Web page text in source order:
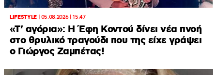
LIFESTYLE| 05.08.2026 | 15:47
«Τ’ αγόρια»: Η Έφη Κοντού δίνει νέα πνοή
στο θρυλικό τραγούδι που της είχε γράψει
ο Γιώργος Ζαμπέτας!